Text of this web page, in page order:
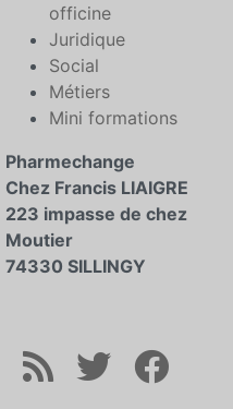
officine
Juridique
Social
Métiers
Mini formations
Pharmechange
Chez Francis LIAIGRE
223 impasse de chez
Moutier
74330 SILLINGY